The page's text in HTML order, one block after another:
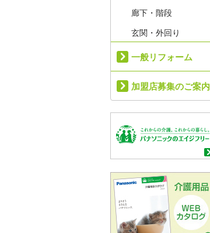
廊下・階段
玄関・外回り
一般リフォーム
加盟店募集のご案内